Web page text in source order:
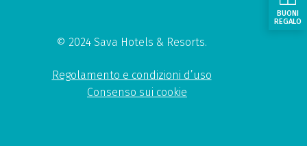
© 2024 Sava Hotels & Resorts.
Regolamento e condizioni d’uso
Consenso sui cookie
BUONI
REGALO